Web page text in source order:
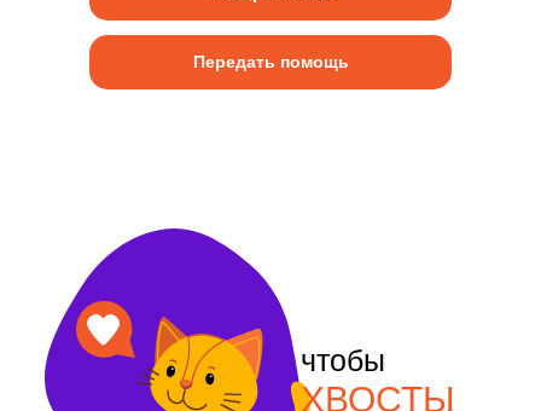
Передать помощь
чтобы
ХВОСТЫ